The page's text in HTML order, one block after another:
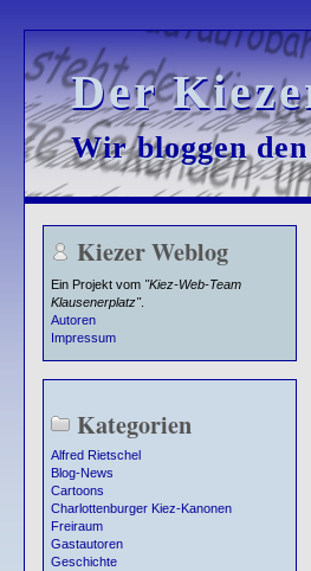
Der
Der
Wir bloggen
Wir bloggen
Kiezer Weblog
Ein Projekt vom "Kiez-Web-Team
Klausenerplatz".
Autoren
Impressum
Kategorien
Alfred Rietschel
Blog-News
Cartoons
Charlottenburger Kiez-Kanonen
Freiraum
Gastautoren
Geschichte